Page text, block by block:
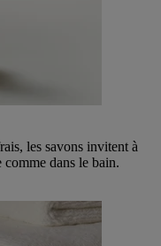
les savons invitent à
comme dans le bain.